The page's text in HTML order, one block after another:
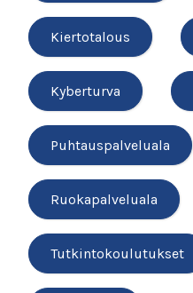
Kiertotalous
Kyberturva
Puhtauspalveluala
Ruokapalveluala
Tutkintokoulutukset